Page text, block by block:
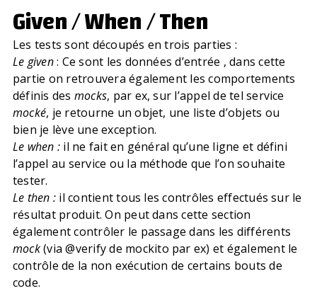
Given / When / Then
Les tests sont découpés en trois parties :
Le given: Ce sont les données d’entrée , dans cette
partie on retrouvera également les comportements
définis des mocks, par ex, sur l’appel de tel service
mocké, je retourne un objet, une liste d’objets ou
bien je lève une exception.
Le when : il ne fait en général qu’une ligne et défini
l’appel au service ou la méthode que l’on souhaite
tester.
Le then : il contient tous les contrôles effectués sur le
résultat produit. On peut dans cette section
également contrôler le passage dans les différents
mock(via@‌verifyde mockito par ex) et également le
contrôle de la non exécution de certains bouts de
code.